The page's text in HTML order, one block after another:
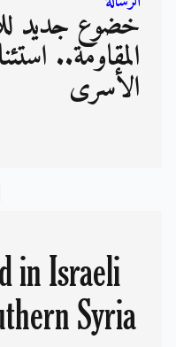
خضوع جديد
المقاومة..
الأسرى
in Israeli
Syria